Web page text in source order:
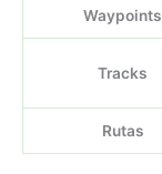
Waypoints
Tracks
Rutas